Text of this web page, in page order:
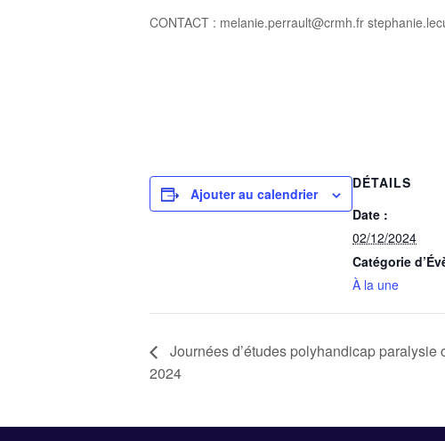
CONTACT : melanie.perrault@crmh.fr
Ajouter au calendrier
DÉTAILS
Date :
02/12/2024
Catégorie
À la une
Journées d’études polyhandicap paralysie
2024